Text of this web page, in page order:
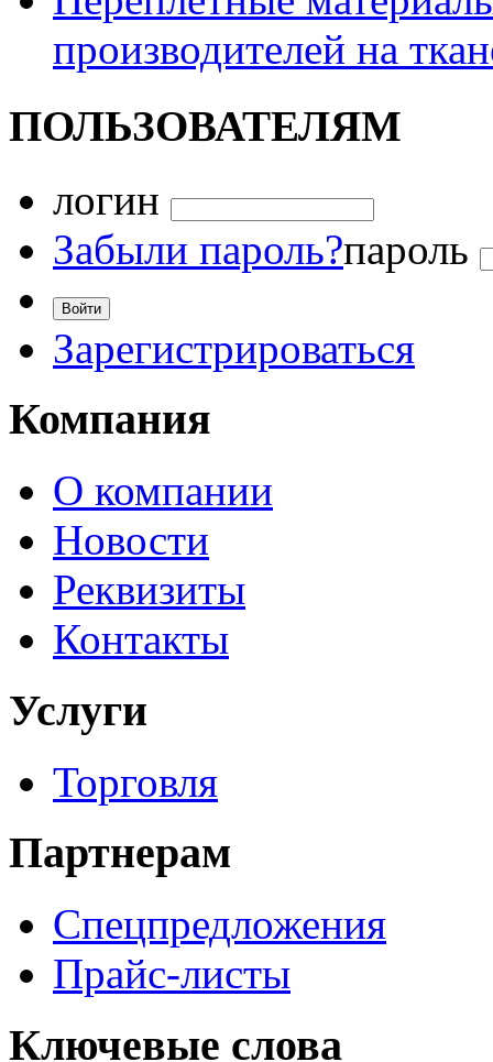
производителей на
ПОЛЬЗОВАТЕЛЯМ
логин
Забыли пароль?пароль
Зарегистрироваться
Компания
О компании
Новости
Реквизиты
Контакты
Услуги
Торговля
Партнерам
Спецпредложения
Прайс-листы
Ключевые слова